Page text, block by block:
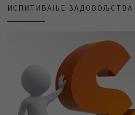
ИСПИТИВАЊЕ ЗАДОВОЉСТВА